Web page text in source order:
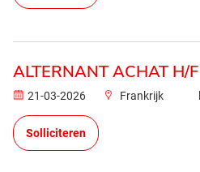
ALTERNANT ACHAT H/F
21-03-2026 Frankrijk
Solliciteren